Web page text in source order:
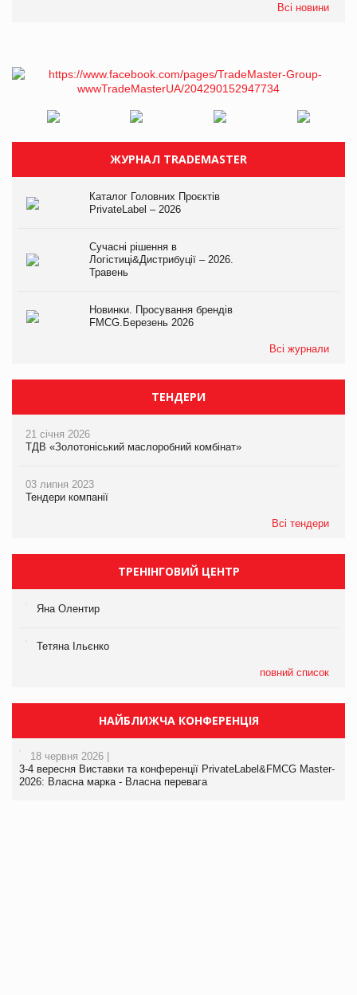
Всі новини
ЖУРНАЛ TRADEMASTER
Каталог Головних Проєктів
PrivateLabel – 2026
Сучасні рішення в
Логістиці&Дистрибуції – 2026.
Травень
Новинки. Просування брендів
FMCG.Березень 2026
Всі журнали
ТЕНДЕРИ
21 січня 2026
ТДВ «Золотоніський маслоробний комбінат»
03 липня 2023
Тендери компанії
Всі тендери
ТРЕНІНГОВИЙ ЦЕНТР
Яна Олентир
Тетяна Ільєнко
повний список
НАЙБЛИЖЧА КОНФЕРЕНЦІЯ
18 червня 2026 |
3-4 вересня Виставки та конференції PrivateLabel&FMCG Master-
2026: Власна марка - Власна перевага